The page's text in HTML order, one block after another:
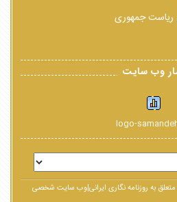
ریاست جمهوری
وب سایت
به روزنامه نگاری ایرانی|وب سایت شخصی